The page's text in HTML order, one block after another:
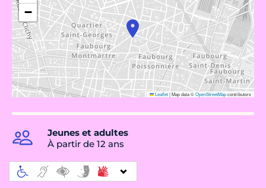
−
Leaflet|Map data ©OpenStreetMapcontributors
Jeunes et adultes
À partir de 12 ans